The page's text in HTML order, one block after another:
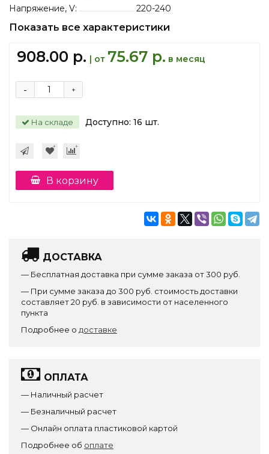
Напряжение, V:
220-240
Показать все характеристики
908.00 р. | от 75.67 р. в месяц
+
-
На складе Доступно: 16 шт.
В корзину
ДОСТАВКА
— Бесплатная доставка при сумме заказа от 300 руб.
— При сумме заказа до 300 руб. стоимость доставки
составляет 20 руб. в зависимости от населенного
пункта
Подробнее о доставке
ОПЛАТА
— Наличный расчет
— Безналичный расчет
— Онлайн оплата пластиковой картой
Подробнее об оплате